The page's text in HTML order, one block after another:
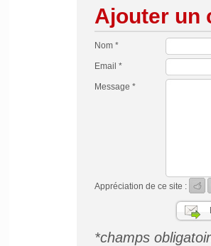
Ajouter un
Nom *
Email *
Message *
Appréciation de ce site :
*champs